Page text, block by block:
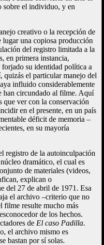
sobre el individuo, y en
creativo o la recepción de
lugar una copiosa producción
del registro limitada a la
en primera instancia,
su identidad política a
quizás el particular manejo del
influido considerablemente
han circundado al filme. Aquí
que ver con la conservación
en el presente, en un país
déficit de memoria –
en su mayoría
registro de la autoinculpación
dramático, el cual es
de materiales (videos,
explican o
del 27 de abril de 1971. Esa
el archivo –criterio que no
filme resulte mucho más
de los hechos.
de El caso Padilla.
el archivo mismo es
bastan por sí solas.